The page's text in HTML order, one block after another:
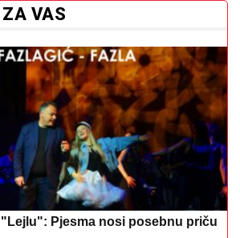
ZA VAS
"Lejlu": Pjesma nosi posebnu priču